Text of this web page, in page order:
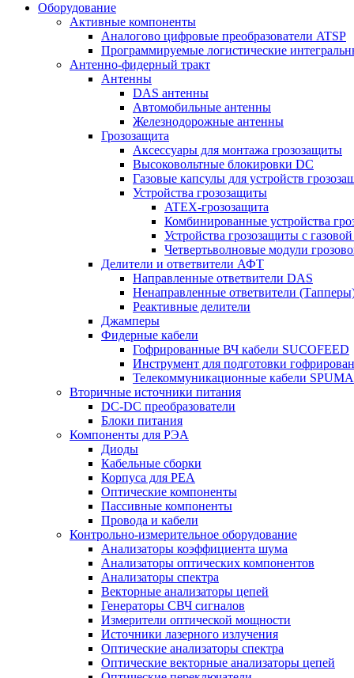
Оборудование
Активные компоненты
Аналогово цифровые преобразователи ATSP
Программируемые логистические
Антенно-фидерный тракт
Антенны
DAS антенны
Автомобильные антенны
Железнодорожные антенны
Грозозащита
Аксессуары для монтажа грозозащиты
Высоковольтные блокировки DC
Газовые капсулы для устройств
Устройства грозозащиты
ATEX-грозозащита
Комбинированные устройства
Устройства грозозащиты с
Четвертьволновые модули
Делители и ответвители АФТ
Направленные ответвители DAS
Ненаправленные ответвители
Реактивные делители
Джамперы
Фидерные кабели
Гофрированные ВЧ кабели SUCOFEED
Инструмент для подготовки
Телекоммуникационные кабели SPUMA
Вторичные источники питания
DC-DC преобразователи
Блоки питания
Компоненты для РЭА
Диоды
Кабельные сборки
Корпуса для РЕА
Оптические компоненты
Пассивные компоненты
Провода и кабели
Контрольно-измерительное оборудование
Анализаторы коэффициента шума
Анализаторы оптических компонентов
Анализаторы спектра
Векторные анализаторы цепей
Генераторы СВЧ сигналов
Измерители оптической мощности
Источники лазерного излучения
Оптические анализаторы спектра
Оптические векторные анализаторы цепей